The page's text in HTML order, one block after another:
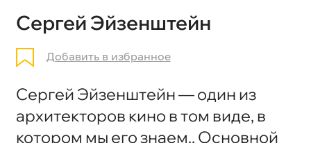
Сергей Эйзенштейн
Добавить в избранное
Сергей Эйзенштейн — один из
архитекторов кино в том виде, в
котором мы его знаем.. Основной